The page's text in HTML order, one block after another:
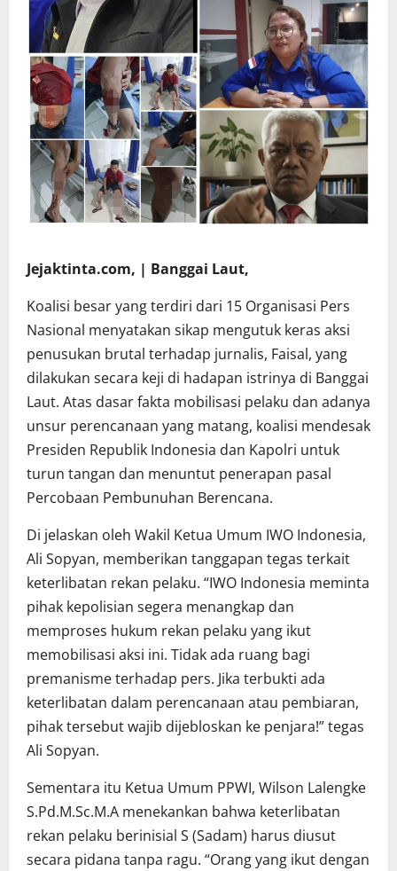
Jejaktinta.com, | Banggai Laut,
Koalisi besar yang terdiri dari 15 Organisasi Pers
Nasional menyatakan sikap mengutuk keras aksi
penusukan brutal terhadap jurnalis, Faisal, yang
dilakukan secara keji di hadapan istrinya di Banggai
Laut. Atas dasar fakta mobilisasi pelaku dan adanya
unsur perencanaan yang matang, koalisi mendesak
Presiden Republik Indonesia dan Kapolri untuk
turun tangan dan menuntut penerapan pasal
Percobaan Pembunuhan Berencana.
Di jelaskan oleh Wakil Ketua Umum IWO Indonesia,
Ali Sopyan, memberikan tanggapan tegas terkait
keterlibatan rekan pelaku. “IWO Indonesia meminta
pihak kepolisian segera menangkap dan
memproses hukum rekan pelaku yang ikut
memobilisasi aksi ini. Tidak ada ruang bagi
premanisme terhadap pers. Jika terbukti ada
keterlibatan dalam perencanaan atau pembiaran,
pihak tersebut wajib dijebloskan ke penjara!” tegas
Ali Sopyan.
Sementara itu Ketua Umum PPWI, Wilson Lalengke
S.Pd.M.Sc.M.A menekankan bahwa keterlibatan
rekan pelaku berinisial S (Sadam) harus diusut
secara pidana tanpa ragu. “Orang yang ikut dengan